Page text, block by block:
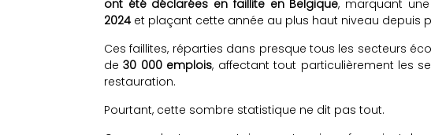
ont été déclarées en faillite en Belgique, marquant une
2024 et plaçant cette année au plus haut niveau depuis
Ces faillites, réparties dans presque tous les secteurs
de30 000 emplois, affectant tout particulièrement les
restauration.
Pourtant, cette sombre statistique ne dit pas tout.